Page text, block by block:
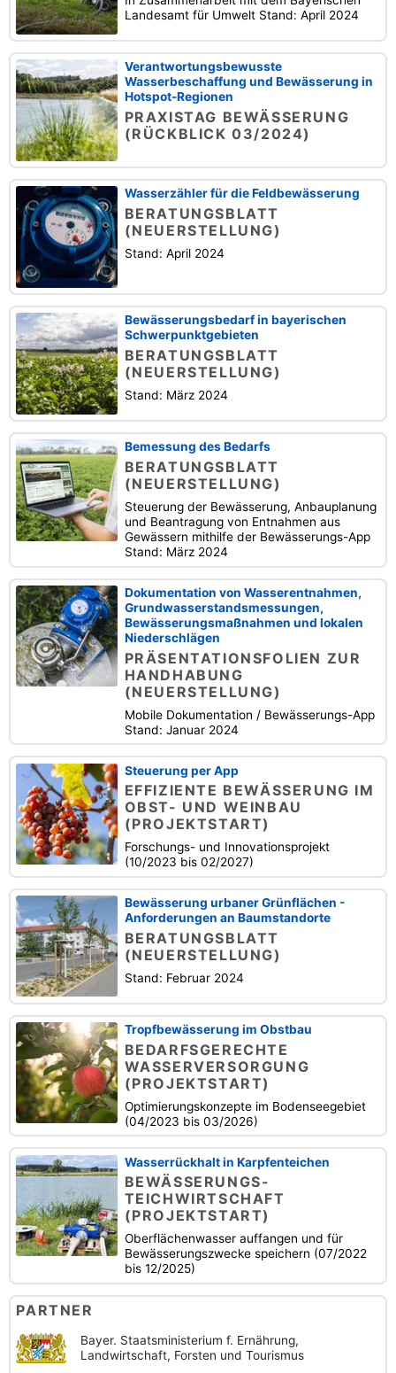
Landesamt für Umwelt Stand: April 2024
Verantwortungsbewusste
Wasserbeschaffung und Bewässerung in
Hotspot-Regionen
PRAXISTAG BEWÄSSERUNG
(RÜCKBLICK 03/2024)
Wasserzähler für die Feldbewässerung
BERATUNGSBLATT
(NEUERSTELLUNG)
Stand: April 2024
Bewässerungsbedarf in bayerischen
Schwerpunktgebieten
BERATUNGSBLATT
(NEUERSTELLUNG)
Stand: März 2024
Bemessung des Bedarfs
BERATUNGSBLATT
(NEUERSTELLUNG)
Steuerung der Bewässerung, Anbauplanung
und Beantragung von Entnahmen aus
Gewässern mithilfe der Bewässerungs-App
Stand: März 2024
Dokumentation von Wasserentnahmen,
Grundwasserstandsmessungen,
Bewässerungsmaßnahmen und lokalen
Niederschlägen
PRÄSENTATIONSFOLIEN ZUR
HANDHABUNG
(NEUERSTELLUNG)
Mobile Dokumentation / Bewässerungs-App
Stand: Januar 2024
Steuerung per App
EFFIZIENTE BEWÄSSERUNG IM
OBST- UND WEINBAU
(PROJEKTSTART)
Forschungs- und Innovationsprojekt
(10/2023 bis 02/2027)
Bewässerung urbaner Grünflächen -
Anforderungen an Baumstandorte
BERATUNGSBLATT
(NEUERSTELLUNG)
Stand: Februar 2024
Tropfbewässerung im Obstbau
BEDARFSGERECHTE
WASSERVERSORGUNG
(PROJEKTSTART)
Optimierungskonzepte im Bodenseegebiet
(04/2023 bis 03/2026)
Wasserrückhalt in Karpfenteichen
BEWÄSSERUNGS-
TEICHWIRTSCHAFT
(PROJEKTSTART)
Oberflächenwasser auffangen und für
Bewässerungszwecke speichern (07/2022
bis 12/2025)
PARTNER
Bayer. Staatsministerium f. Ernährung,
Landwirtschaft, Forsten und Tourismus